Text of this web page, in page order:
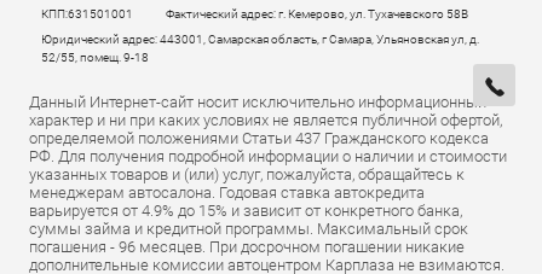
КПП:631501001
Фактический адрес: г. Кемерово, ул. Тухачевского 58В
Юридический адрес: 443001, Самарская область, г Самара, Ульяновская ул, д.
52/55, помещ. 9-18
Данный Интернет-сайт носит исключительно информационный
характер и ни при каких условиях не является публичной офертой,
определяемой положениями Статьи 437 Гражданского кодекса
РФ. Для получения подробной информации о наличии и стоимости
указанных товаров и (или) услуг, пожалуйста, обращайтесь к
менеджерам автосалона. Годовая ставка автокредита
варьируется от 4.9% до 15% и зависит от конкретного банка,
суммы займа и кредитной программы. Максимальный срок
погашения - 96 месяцев. При досрочном погашении никакие
дополнительные комиссии автоцентром Карплаза не взимаются.